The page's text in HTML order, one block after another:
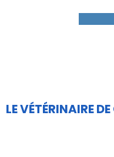
LE VÉTÉRINAIRE